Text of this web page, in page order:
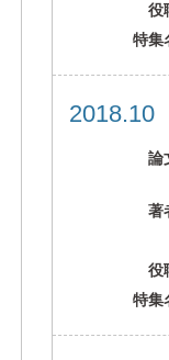
役
特集
論
著
役
特集